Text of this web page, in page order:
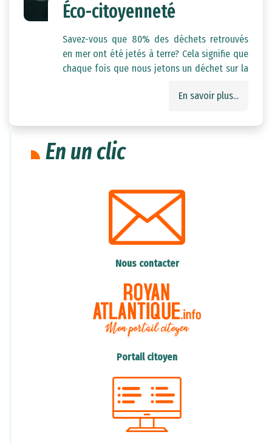
Éco-citoyenneté
Savez-vous que 80% des déchets retrouvés
en mer ont été jetés à terre? Cela signifie que
chaque fois que nous jetons un déchet sur la
finisse par polluer nos océans. Cette pollution
marine, et peut également affecter la santé
veiller à jeter nos déchets dans des poubelles
de recycler autant que possible et de limiter
notre utilisation de produits jetables.
L'action "Gestes Propres" a lancé une vidéo
pédagogique, décalée, sur le cheminement
d'un mégot, consultable sur le lien ci-dessous
https://www.youtube.com/watch?
v=fUEmT25kqEY
Nous devons également sensibiliser nos amis
En savoir plus...
En un clic
Nous contacter
Portail citoyen